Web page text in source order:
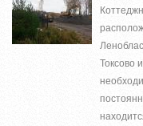
Токсово